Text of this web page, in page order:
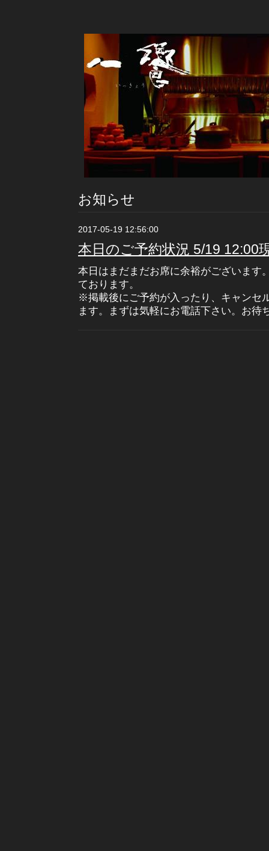
お知らせ
2017-05-19 12:56:00
本日のご予約状況 5/19 12:00
本日はまだまだお席に余裕がございます
ております。
※掲載後にご予約が入ったり、キャンセ
ます。まずは気軽にお電話下さい。お待